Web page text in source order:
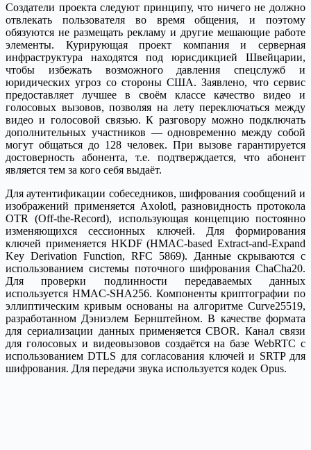
Создатели проекта следуют принципу, что ничего не должно
отвлекать пользователя во время общения, и поэтому
обязуются не размещать рекламу и другие мешающие работе
элементы. Курирующая проект компания и серверная
инфраструктура находятся под юрисдикцией Швейцарии,
чтобы избежать возможного давления спецслужб и
юридических угроз со стороны США. Заявлено, что сервис
предоставляет лучшее в своём классе качество видео и
голосовых вызовов, позволяя на лету переключаться между
видео и голосовой связью. К разговору можно подключать
дополнительных участников — одновременно между собой
могут общаться до 128 человек. При вызове гарантируется
достоверность абонента, т.е. подтверждается, что абонент
является тем за кого себя выдаёт.
Для аутентификации собеседников, шифрования сообщений и
изображений применяется Axolotl, разновидность протокола
OTR (Off-the-Record), использующая концепцию постоянно
изменяющихся сессионных ключей. Для формирования
ключей применяется HKDF (HMAC-based Extract-and-Expand
Key Derivation Function, RFC 5869). Данные скрываются с
использованием системы поточного шифрования ChaCha20.
Для проверки подлинности передаваемых данных
используется HMAC-SHA256. Компоненты криптографии по
эллиптическим кривым основаны на алгоритме Curve25519,
разработанном Дэниэлем Бернштейном. В качестве формата
для сериализации данных применяется CBOR. Канал связи
для голосовых и видеовызовов создаётся на базе WebRTC с
использованием DTLS для согласования ключей и SRTP для
шифрования. Для передачи звука используется кодек Opus.